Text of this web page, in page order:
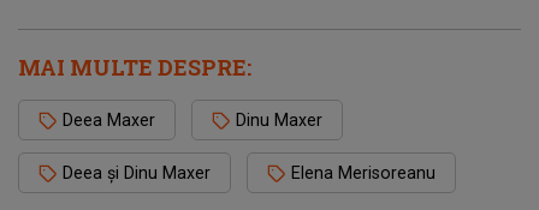
MAI MULTE DESPRE:
Deea Maxer Dinu Maxer
Deea și Dinu Maxer Elena Merisoreanu